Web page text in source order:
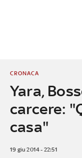
Yara,
carcere:
casa"
CRONACA
19 giu 2014 - 22:51